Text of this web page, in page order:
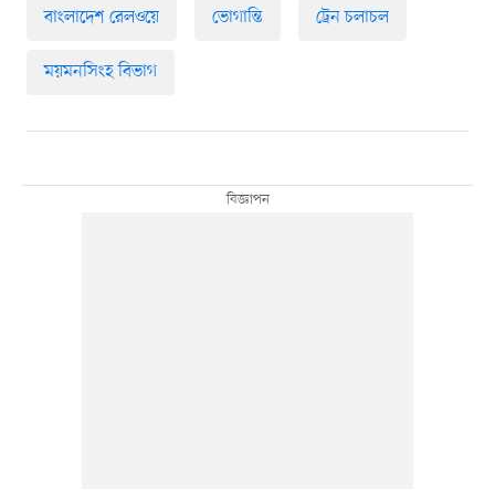
বাংলাদেশ রেলওয়ে ভোগান্তি ট্রেন চলাচল
ময়মনসিংহ বিভাগ